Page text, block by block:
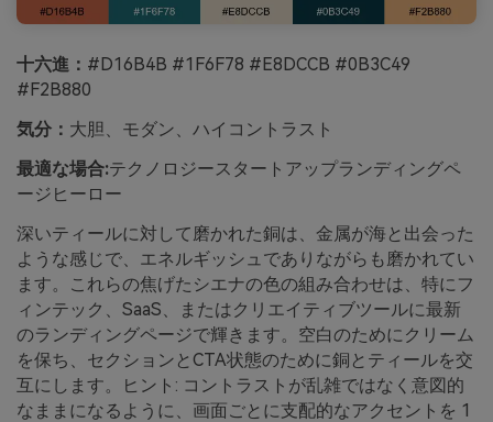
十六進： #D16B4B #1F6F78 #E8DCCB #0B3C49
#F2B880
気分： 大胆、モダン、ハイコントラスト
最適な場合:テクノロジースタートアップランディングペ
ージヒーロー
深いティールに対して磨かれた銅は、金属が海と出会った
ような感じで、エネルギッシュでありながらも磨かれてい
ます。これらの焦げたシエナの色の組み合わせは、特にフ
ィンテック、SaaS、またはクリエイティブツールに最新
のランディングページで輝きます。空白のためにクリーム
を保ち、セクションとCTA状態のために銅とティールを交
互にします。ヒント: コントラストが乱雑ではなく意図的
なままになるように、画面ごとに支配的なアクセントを 1